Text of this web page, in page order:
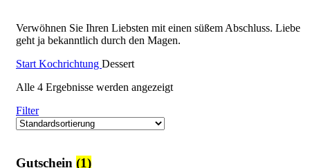
Verwöhnen Sie Ihren Liebsten mit einen süßem Abschluss. Liebe
geht ja bekanntlich durch den Magen.
Start Kochrichtung Dessert
Alle 4 Ergebnisse werden angezeigt
Filter
Gutschein (1)